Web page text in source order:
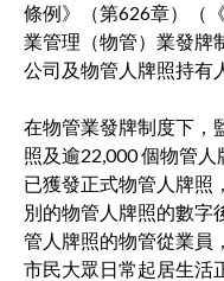
條例》（第626章）（
業管理（物管）業發牌
公司及物管人牌照持有
在物管業發牌制度下，
照及逾22,000 個物管
已獲發正式物管人牌照
別的物管人牌照的數字
管人牌照的物管從業員
市民大眾日常起居生活